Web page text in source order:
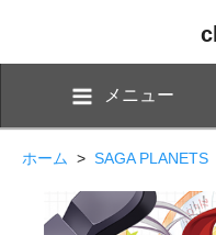
メニュー
ホーム > SAGA PLANETS